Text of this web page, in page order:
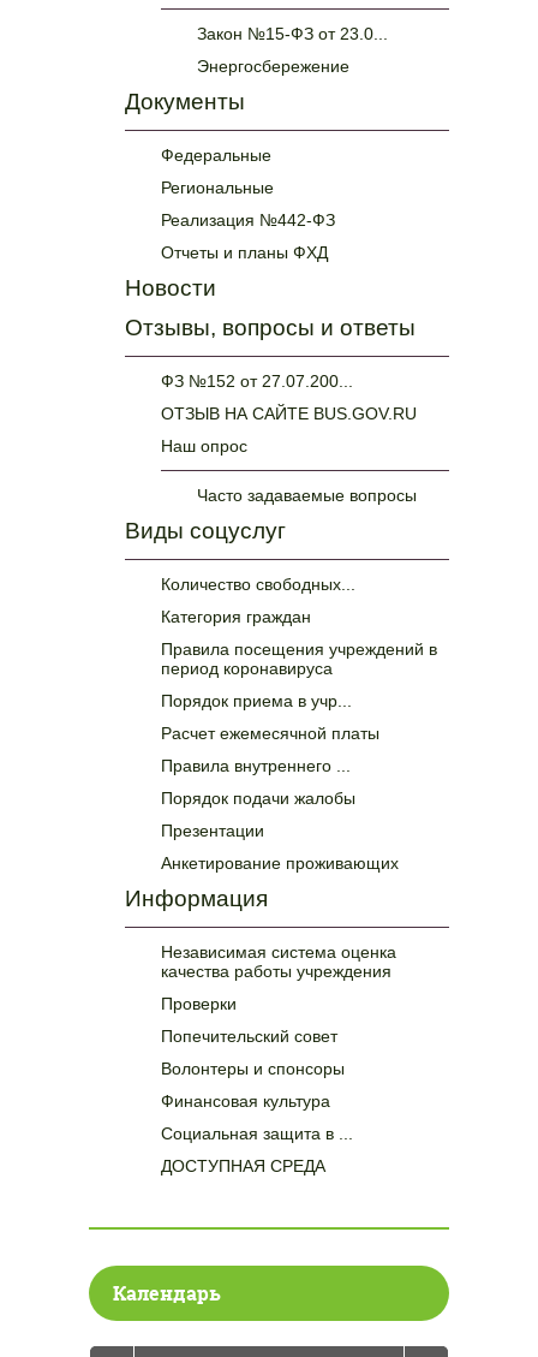
Закон №15-ФЗ от 23.0...
Энергосбережение
Документы
Федеральные
Региональные
Реализация №442-ФЗ
Отчеты и планы ФХД
Новости
Отзывы, вопросы и ответы
ФЗ №152 от 27.07.200...
ОТЗЫВ НА САЙТЕ BUS.GOV.RU
Наш опрос
Часто задаваемые вопросы
Виды соцуслуг
Количество свободных...
Категория граждан
Правила посещения учреждений в
период коронавируса
Порядок приема в учр...
Расчет ежемесячной платы
Правила внутреннего ...
Порядок подачи жалобы
Презентации
Анкетирование проживающих
Информация
Независимая система оценка
качества работы учреждения
Проверки
Попечительский совет
Волонтеры и спонсоры
Финансовая культура
Социальная защита в ...
ДОСТУПНАЯ СРЕДА
Календарь